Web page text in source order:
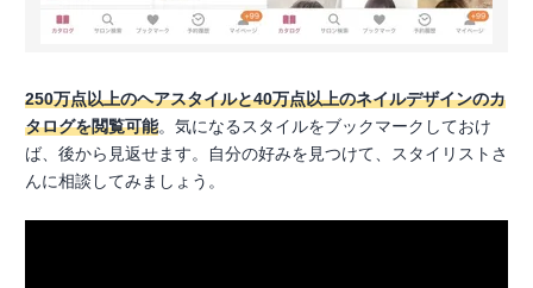
250万点以上のヘアスタイルと40万点以上のネイルデザインのカ
タログを閲覧可能。気になるスタイルをブックマークしておけ
ば、後から見返せます。自分の好みを見つけて、スタイリストさ
んに相談してみましょう。